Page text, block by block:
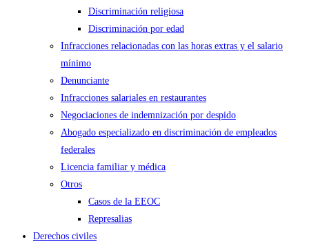
Discriminación religiosa
Discriminación por edad
Infracciones relacionadas con las horas extras y el salario
mínimo
Denunciante
Infracciones salariales en restaurantes
Negociaciones de indemnización por despido
Abogado especializado en discriminación de empleados
federales
Licencia familiar y médica
Otros
Casos de la EEOC
Represalias
Derechos civiles